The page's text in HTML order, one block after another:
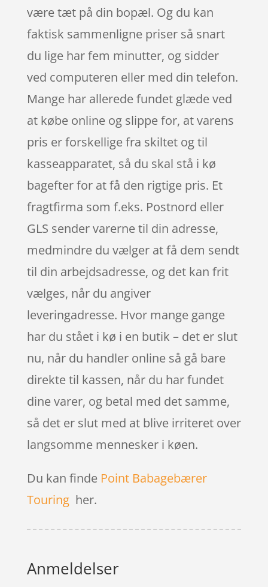
være tæt på din bopæl. Og du kan
faktisk sammenligne priser så snart
du lige har fem minutter, og sidder
ved computeren eller med din telefon.
Mange har allerede fundet glæde ved
at købe online og slippe for, at varens
pris er forskellige fra skiltet og til
kasseapparatet, så du skal stå i kø
bagefter for at få den rigtige pris. Et
fragtfirma som f.eks. Postnord eller
GLS sender varerne til din adresse,
medmindre du vælger at få dem sendt
til din arbejdsadresse, og det kan frit
vælges, når du angiver
leveringadresse. Hvor mange gange
har du stået i kø i en butik – det er slut
nu, når du handler online så gå bare
direkte til kassen, når du har fundet
dine varer, og betal med det samme,
så det er slut med at blive irriteret over
langsomme mennesker i køen.
Du kan finde Point Babagebærer
Touringher.
Anmeldelser